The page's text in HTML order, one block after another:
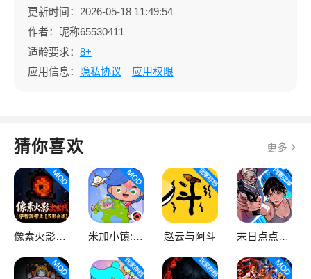
更新时间：2026-05-18 11:49:54
作者：昵称65530411
适龄要求： 8+
应用信息：
隐私协议 应用权限
猜你喜欢 更多
像素火影次世代 米加小镇:世界 赵云与阿斗 末日点点（辅助菜单）